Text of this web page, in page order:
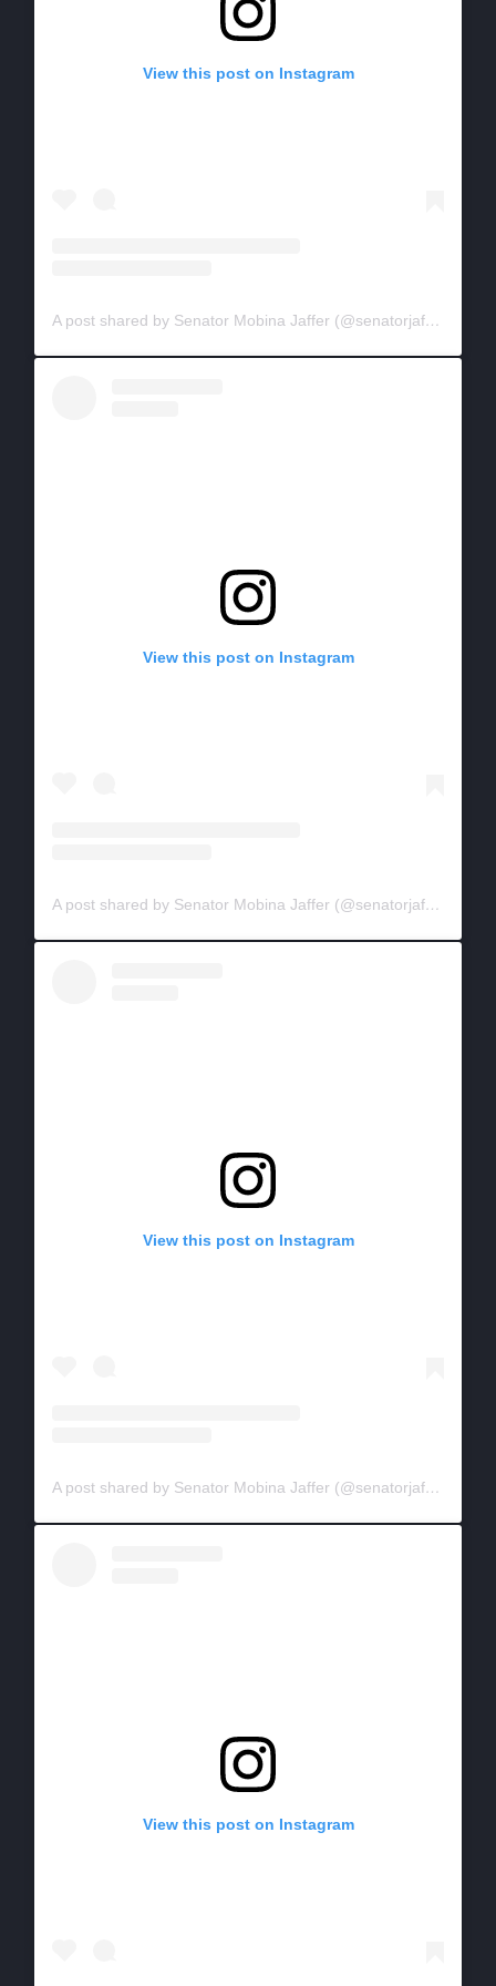
View this post on Instagram
A post shared by Senator Mobina Jaffer (@senatorjaffer)
View this post on Instagram
A post shared by Senator Mobina Jaffer (@senatorjaffer)
View this post on Instagram
A post shared by Senator Mobina Jaffer (@senatorjaffer)
View this post on Instagram